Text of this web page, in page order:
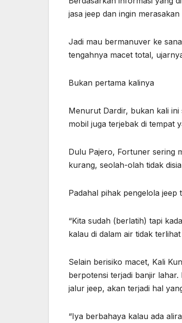
jasa jeep dan ingin
Jadi mau bermanuver ke
tengahnya macet total,
Bukan pertama kalinya
Menurut Dardir, bukan kali
mobil juga terjebak di tempat
Dulu Pajero, Fortuner sering
kurang, seolah-olah tidak
Padahal pihak pengelola jeep
“Kita sudah (berlatih) tapi
kalau di dalam air tidak
Selain berisiko macet, Kali
berpotensi terjadi banjir
jalur jeep, akan terjadi hal
“Iya berbahaya kalau ada